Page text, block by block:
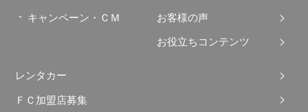
キャンペーン・ＣＭ お客様の声
お役立ちコンテンツ
レンタカー
ＦＣ加盟店募集